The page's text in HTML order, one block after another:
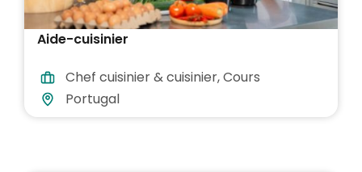
Aide-cuisinier
Chef cuisinier & cuisinier,Cours
Portugal